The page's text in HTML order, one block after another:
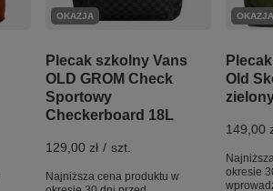
OKAZJA
Plecak szkolny Vans
OLD GROM Check
Sportowy
Checkerboard 18L
129,00 zł / szt.
Najniższa cena produktu w
OKAZJA
Old
149,00
okresie